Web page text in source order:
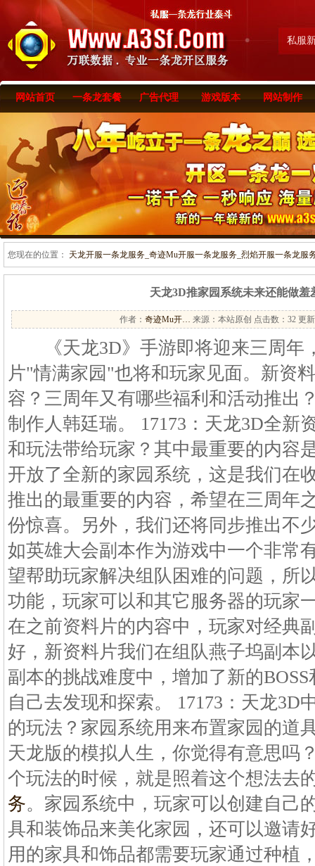
私服
网站首页 一条龙套餐 广告代理 游戏版本 网站制作
您现在的位置： 天龙开服一条龙服务_奇迹Mu开服一条龙服务_烈焰开服一条龙服
天龙3D推家园系统未来还能做羞
作者： 奇迹Mu开… 来源：本站原创 点击数： 32 更
《天龙3D》手游即将迎来三周年
片"情满家园"也将和玩家见面。新资
容？三周年又有哪些福利和活动推出
制作人韩廷瑞。 17173：天龙3D全新
和玩法带给玩家？其中最重要的内容
开放了全新的家园系统，这是我们在
推出的最重要的内容，希望在三周年
份惊喜。另外，我们还将同步推出不
如英雄大会副本作为游戏中一个非常
望帮助玩家解决组队困难的问题，所
功能，玩家可以和其它服务器的玩家
在之前资料片的内容中，玩家对经典
好，新资料片我们在组队燕子坞副本
副本的挑战难度中，增加了新的
自己去发现和探索。 17173：天龙3D
的玩法？家园系统用来布置家园的道
天龙版的模拟人生，你觉得有意思吗
个玩法的时候，就是照着这个想法去
务。家园系统中，玩家可以创建自己
具和装饰品来美化家园，还可以邀请
用的家具和饰品都需要玩家通过种植